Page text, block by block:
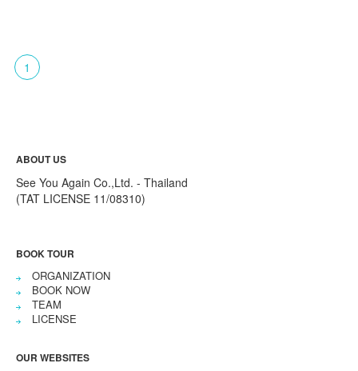
1
ABOUT US
See You Again Co.,Ltd. - Thailand
(TAT LICENSE 11/08310)
BOOK TOUR
ORGANIZATION
BOOK NOW
TEAM
LICENSE
OUR WEBSITES